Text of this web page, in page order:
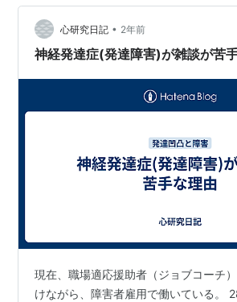
情…
心研究日記 • 2年前
神経発達症(発達障害)が雑談が苦
現在、職場適応援助者（ジョブコーチ
けながら、障害者雇用で働いている。